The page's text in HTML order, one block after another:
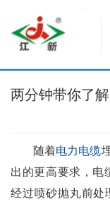
两分钟带你了
随着电力电缆
出的更高要求，电
经过喷砂抛丸前处